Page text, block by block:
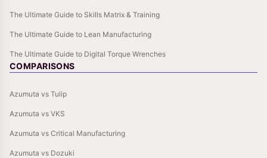
The Ultimate Guide to Skills Matrix & Training
The Ultimate Guide to Lean Manufacturing
The Ultimate Guide to Digital Torque Wrenches
COMPARISONS
Azumuta vs Tulip
Azumuta vs VKS
Azumuta vs Critical Manufacturing
Azumuta vs Dozuki